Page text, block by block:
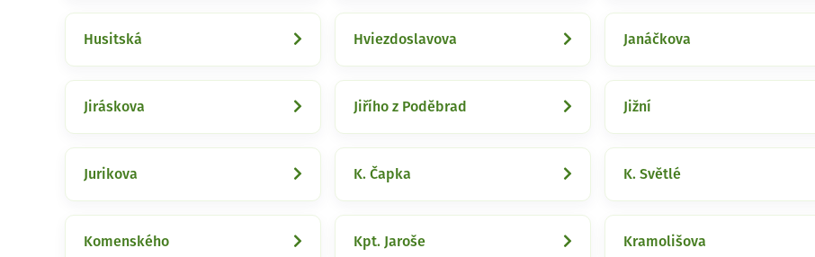
Husitská Hviezdoslavova Janáčkova
Jiráskova Jiřího z Poděbrad Jižní
Jurikova K. Čapka K. Světlé
Komenského Kpt. Jaroše Kramolišova